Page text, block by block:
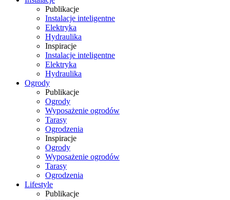
Publikacje
Instalacje inteligentne
Elektryka
Hydraulika
Inspiracje
Instalacje inteligentne
Elektryka
Hydraulika
Ogrody
Publikacje
Ogrody
Wyposażenie ogrodów
Tarasy
Ogrodzenia
Inspiracje
Ogrody
Wyposażenie ogrodów
Tarasy
Ogrodzenia
Lifestyle
Publikacje